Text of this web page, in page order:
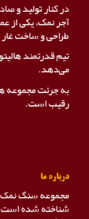
در کنار تولید و
آجر نمک، یکی از
طراحی و ساخت
تیم قدرتمند
می‌دهد.
به جرئت مجموعه
رقیب است.
درباره ما
مجموعه سنگ نمک
شناخته شده است